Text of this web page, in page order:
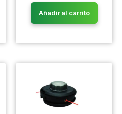
Añadir al carrito